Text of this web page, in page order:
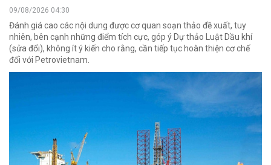
09/08/2026 04:30
Đánh giá cao các nội dung được cơ quan soạn thảo đề xuất, tuy
nhiên, bên cạnh những điểm tích cực, góp ý Dự thảo Luật Dầu khí
(sửa đổi), không ít ý kiến cho rằng, cần tiếp tục hoàn thiện cơ chế
đối với Petrovietnam.